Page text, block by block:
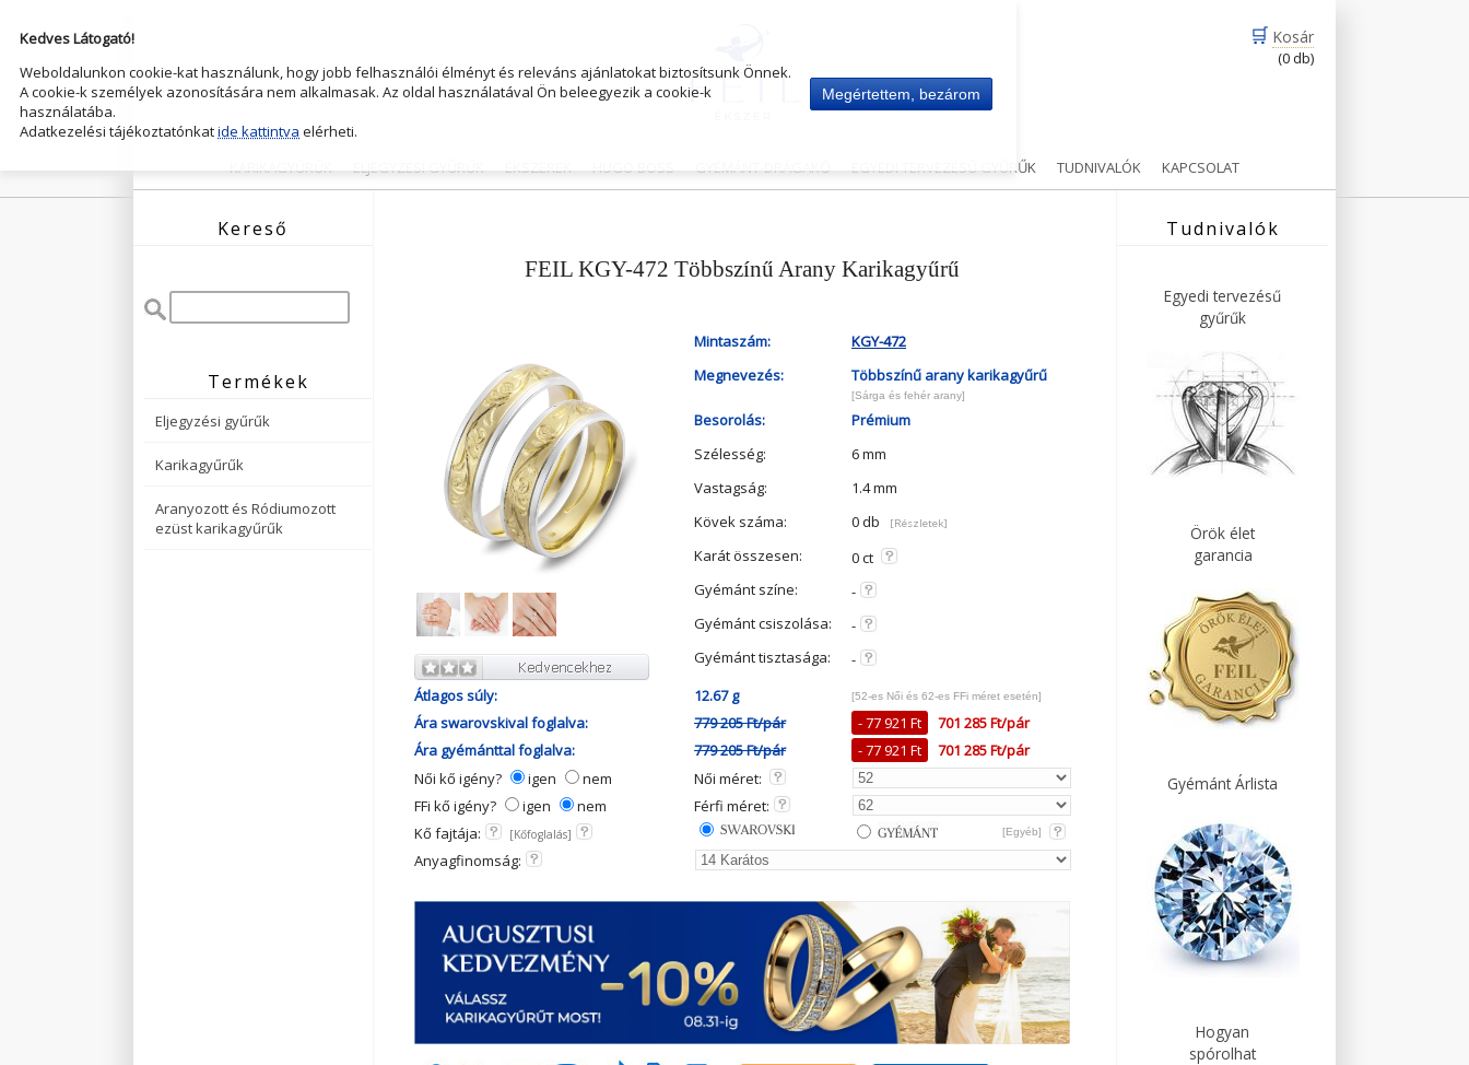
🛒 Kosár
(0 db)
KARIKAGYŰRŰK ELJEGYZESI GYŰRŰK ÉKSZEREK HUGO BOSS GYÉMÁNT-DRÁGAKŐ EGYEDI TERVEZÉSŰ GYŰRŰK TUDNIVALÓK KAPCSOLAT
Kereső
Termékek
Eljegyzési gyűrűk
Karikagyűrűk
Aranyozott és Ródiumozott
ezüst karikagyűrűk
FEIL KGY-472 Többszínű Arany Karikagyűrű
Mintaszám:
KGY-472
Megnevezés:
Többszínű arany karikagyűrű
[Sárga és fehér arany]
Besorolás:
Prémium
Szélesség:
6 mm
Vastagság:
1.4 mm
Kövek száma:
0 db [Részletek]
Karát összesen:
0 ct
Gyémánt színe:
-
Gyémánt csiszolása:
-
Gyémánt tisztasága:
-
Átlagos súly:
12.67 g [52-es Női és 62-es FFi méret esetén]
Ára swarovskival foglalva: 779 205 Ft/pár - 77 921 Ft
701 285 Ft/pár
Ára gyémánttal foglalva:
779 205 Ft/pár - 77 921 Ft
701 285 Ft/pár
Női kő igény?
igen nem
Női méret:
FFi kő igény?
igen nem
Férfi méret:
Kő fajtája:
[Kőfoglalás] [Egyéb]
Anyagfinomság:
Tudnivalók
Egyedi tervezésű
gyűrűk
Örök élet
garancia
Gyémánt Árlista
Hogyan
spórolhat
Kedves Látogató!
Weboldalunkon cookie-kat használunk, hogy jobb felhasználói élményt és releváns ajánlatokat biztosítsunk Önnek.
A cookie-k személyek azonosítására nem alkalmasak. Az oldal használatával Ön beleegyezik a cookie-k
használatába.
Adatkezelési tájékoztatónkatide kattintva elérheti.
Megértettem, bezárom